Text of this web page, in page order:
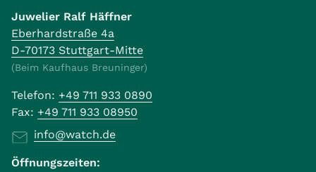
Juwelier Ralf Häffner
Eberhardstraße 4a
D-70173 Stuttgart-Mitte
(Beim Kaufhaus Breuninger)
Telefon: +49 711 933 0890
Fax: +49 711 933 08950
info@watch.de
Öffnungszeiten: